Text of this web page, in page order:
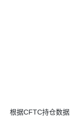
根据CFTC持仓数